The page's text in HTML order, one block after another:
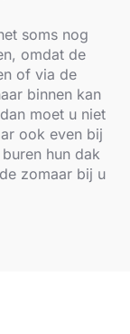
soms nog
omdat de
of via de
binnen kan
moet u niet
ook even bij
hun dak
zomaar bij u